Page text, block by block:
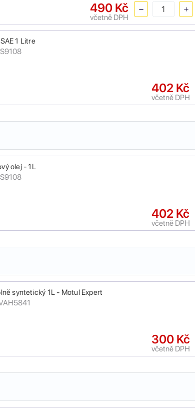
490 Kč
včetně DPH
1 Litre
402 Kč
včetně DPH
olej - 1L
402 Kč
včetně DPH
syntetický 1L - Motul Expert
300 Kč
včetně DPH